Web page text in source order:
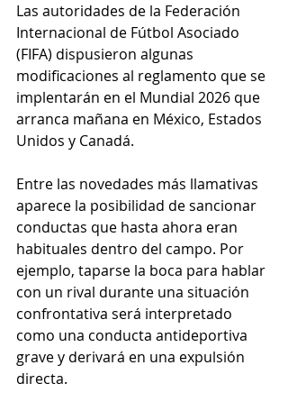
Las autoridades de la Federación
Internacional de Fútbol Asociado
(FIFA) dispusieron algunas
modificaciones al reglamento que se
implentarán en el Mundial 2026 que
arranca mañana en México, Estados
Unidos y Canadá.
Entre las novedades más llamativas
aparece la posibilidad de sancionar
conductas que hasta ahora eran
habituales dentro del campo. Por
ejemplo, taparse la boca para hablar
con un rival durante una situación
confrontativa será interpretado
como una conducta antideportiva
grave y derivará en una expulsión
directa.